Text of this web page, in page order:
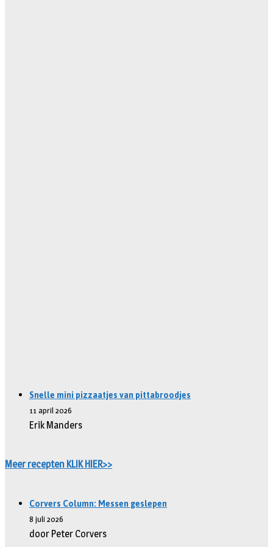
Snelle mini pizzaatjes van pittabroodjes
11 april 2026
Erik Manders
Meer recepten KLIK HIER>>
Corvers Column: Messen geslepen
8 juli 2026
door Peter Corvers